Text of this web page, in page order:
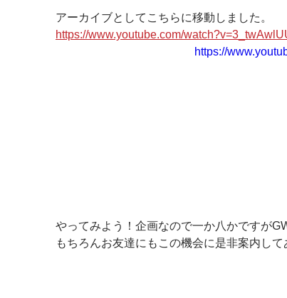
アーカイブとしてこちらに移動しました。
https://www.youtube.com/
https://
やってみよう！企画なので一か八かですが
もちろんお友達にもこの機会に是非案内し